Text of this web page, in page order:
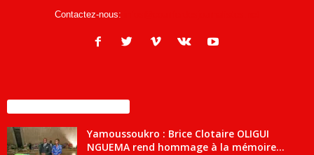
Contactez-nous:
Yamoussoukro : Brice Clotaire OLIGUI
NGUEMA rend hommage à la mémoire...